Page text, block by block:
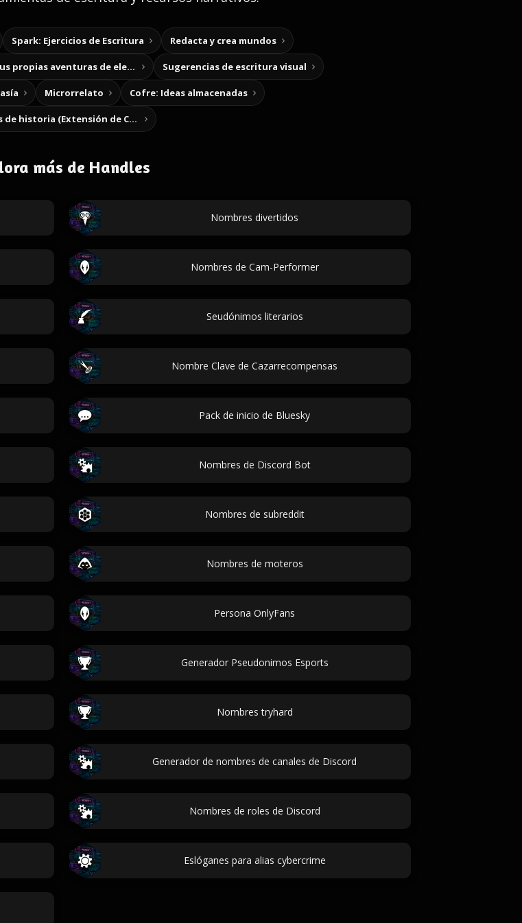
Spark: Ejercicios de Escritura Redacta y crea mundos
Crea tus propias aventuras de elección Sugerencias de escritura visual
Microrrelato Cofre: Ideas almacenadas
Notas de historia (Extensión de Chrome)
más de Handles
Nombres divertidos
Nombres de Cam-Performer
Seudónimos literarios
Nombre Clave de Cazarrecompensas
Pack de inicio de Bluesky
Nombres de Discord Bot
Nombres de subreddit
Nombres de moteros
Persona OnlyFans
Generador Pseudonimos Esports
Nombres tryhard
Generador de nombres de canales de Discord
Nombres de roles de Discord
Eslóganes para alias cybercrime